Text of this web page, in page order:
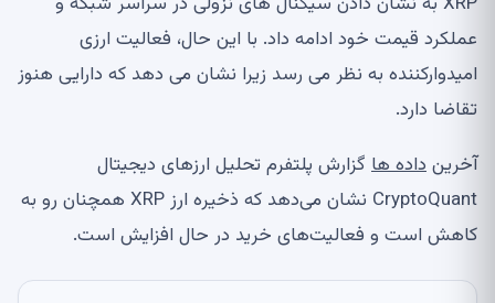
عملکرد قیمت خود ادامه داد. با این حال، فعالیت ارزی
امیدوارکننده به نظر می رسد زیرا نشان می دهد که دارایی هنوز
تقاضا دارد.
آخرینداده ها گزارش پلتفرم تحلیل ارزهای دیجیتال
CryptoQuant نشان می‌دهد که ذخیره ارز XRP همچنان رو به
کاهش است و فعالیت‌های خرید در حال افزایش است.